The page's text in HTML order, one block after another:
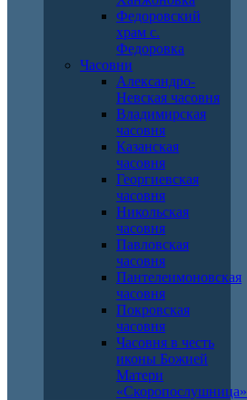
Федоровский
храм с.
Федоровка
Часовни
Александро-
Невская часовня
Владимирская
часовня
Казанская
часовня
Георгиевская
часовня
Никольская
часовня
Павловская
часовня
Пантелеимоновская
часовня
Покровская
часовня
Часовня в честь
иконы Божией
Матери
«Скоропослушница»